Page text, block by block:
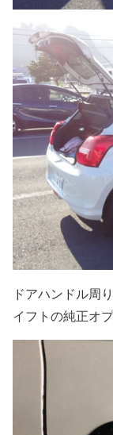
ドアハンドル周
イフトの純正オ